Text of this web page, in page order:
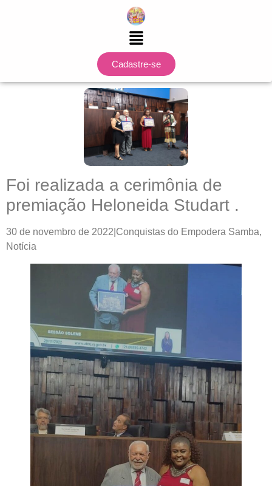
Cadastre-se
Foi realizada a cerimônia de
premiação Heloneida Studart .
30 de novembro de 2022|Conquistas do Empodera Samba,
Notícia